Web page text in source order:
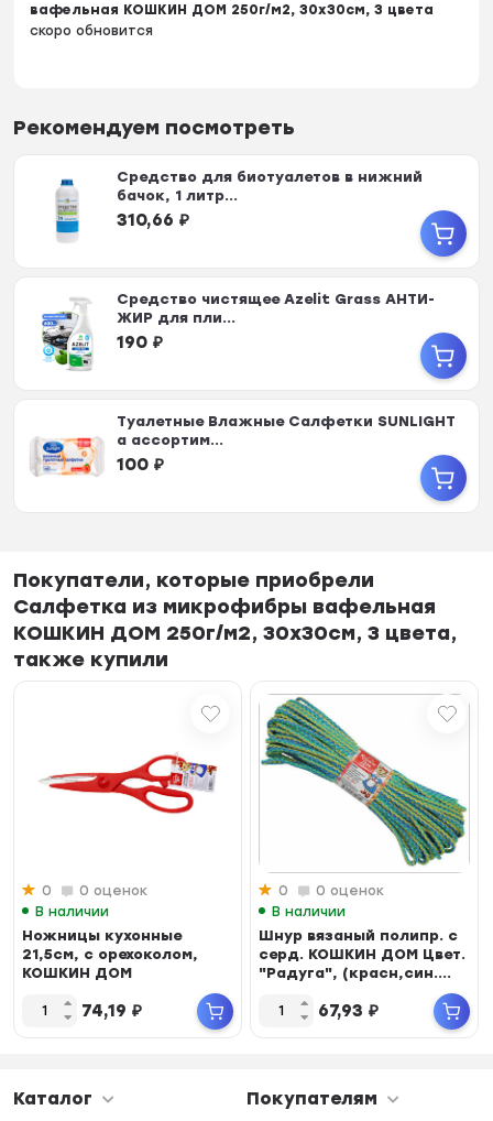
вафельная КОШКИН ДОМ 250г/м2, 30х30см, 3 цвета
скоро обновится
Рекомендуем посмотреть
Средство для биотуалетов в нижний
бачок, 1 литр...
310,66 ₽
Средство чистящее Azelit Grass АНТИ-
ЖИР для пли...
190 ₽
Туалетные Влажные Салфетки SUNLIGHT
а ассортим...
100 ₽
Покупатели, которые приобрели
Салфетка из микрофибры вафельная
КОШКИН ДОМ 250г/м2, 30х30см, 3 цвета,
также купили
0
0 оценок
В наличии
Ножницы кухонные
21,5см, с орехоколом,
КОШКИН ДОМ
74,19 ₽
0
0 оценок
В наличии
Шнур вязаный полипр. с
серд. КОШКИН ДОМ Цвет.
"Радуга", (красн,син....
67,93 ₽
Каталог Покупателям